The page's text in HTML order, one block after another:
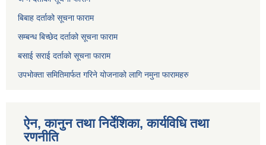
बिबाह दर्ताको सूचना फाराम
सम्बन्ध बिच्छेद दर्ताको सूचना फाराम
बसाई सराई दर्ताको सूचना फाराम
उपभोक्ता समितिमार्फत गरिने योजनाको लागि नमुना फारामहरु
ऐन, कानुन तथा निर्देशिका, कार्यविधि तथा
रणनीति